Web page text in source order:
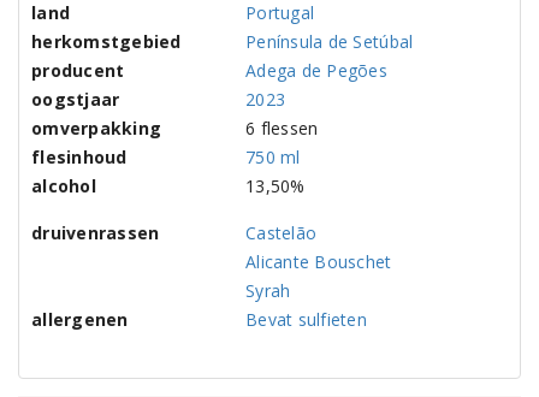
land
Portugal
herkomstgebied
Península de Setúbal
producent
Adega de Pegões
oogstjaar
2023
omverpakking
6 flessen
flesinhoud
750 ml
alcohol
13,50%
druivenrassen
Castelão
Alicante Bouschet
Syrah
allergenen
Bevat sulfieten